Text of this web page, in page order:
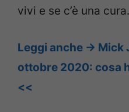
vivi e se c’è una cura.
Leggi anche -> Mick
ottobre 2020: cosa
<<